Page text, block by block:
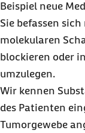
Beispiel neue
Sie befassen
molekularen
blockieren oder
umzulegen.
Wir kennen
des Patienten
Tumorgewebe